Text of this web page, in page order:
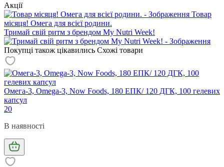
Акції
Товар
місяця! Омега для всієї родини.
Тримай свій ритм з брендом My Nutri Week!
Покупці також цікавились Схожі товари
Омега-3, Omega-3, Now Foods, 180 ЕПК/ 120 ДГК, 100 гелевих
капсул
20
В наявності